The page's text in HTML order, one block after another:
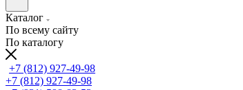
Каталог
По всему сайту
По каталогу
+7 (812) 927-49-98
+7 (812) 927-49-98